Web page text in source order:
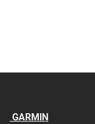
GARMIN